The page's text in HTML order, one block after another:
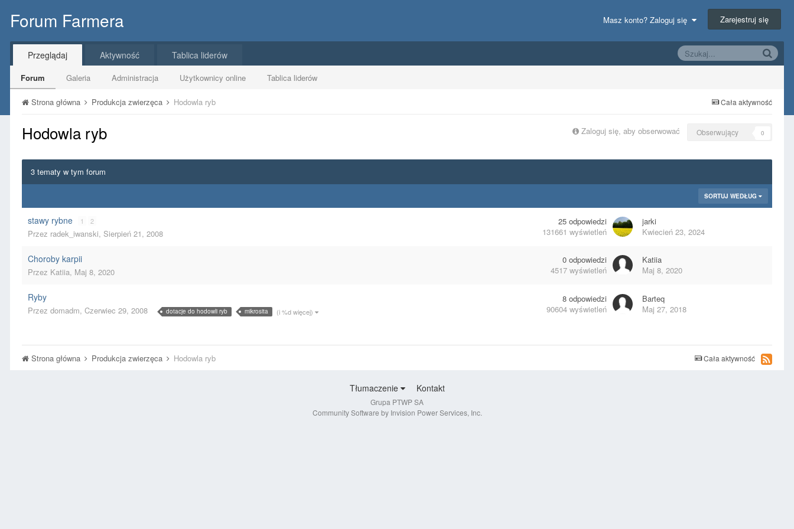
Forum Farmera Masz konto? Zaloguj się Zarejestruj się
Przeglądaj
Forum Galeria Administracja Użytkownicy online Tablica liderów
Aktywność Tablica liderów
Cała aktywność
Strona główna Produkcja zwierzęca Hodowla ryb
Hodowla ryb Zaloguj się, aby obserwować Obserwujący 0
3 tematy w tym forum
SORTUJ WEDŁUG
stawy rybne 1 2
Przez radek_iwanski, Sierpień 21, 2008
25 odpowiedzi
131661 wyświetleń
jarki
Kwiecień 23, 2024
Choroby karpii
Przez Katiia, Maj 8, 2020
0 odpowiedzi
4517 wyświetleń
Katiia
Maj 8, 2020
Ryby
Przez domadm, Czerwiec 29, 2008 dotacje do hodowli ryb mikrosita (i %d więcej)
8 odpowiedzi
90604 wyświetleń
Barteq
Maj 27, 2018
Cała aktywność
Strona główna Produkcja zwierzęca Hodowla ryb
Tłumaczenie Kontakt
Grupa PTWP SA
Community Software by Invision Power Services, Inc.